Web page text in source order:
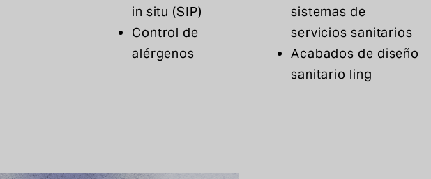
in situ (SIP)
Control de
alérgenos
sistemas de
servicios sanitarios
Acabados de diseño
sanitario ling